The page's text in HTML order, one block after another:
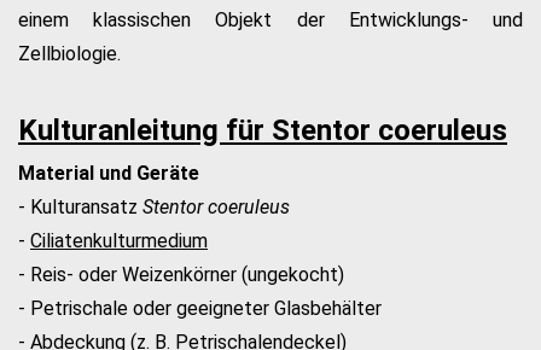
einem klassischen Objekt der Entwicklungs- und
Zellbiologie.
Kulturanleitung für Stentor coeruleus
Material und Geräte
- Kulturansatz Stentor coeruleus
- Ciliatenkulturmedium
- Reis- oder Weizenkörner (ungekocht)
- Petrischale oder geeigneter Glasbehälter
- Abdeckung (z. B. Petrischalendeckel)